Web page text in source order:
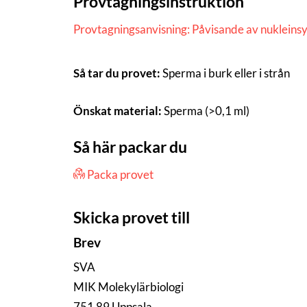
Provtagningsanvisning: Påvisande av
Så tar du provet:Sperma i burk eller i strån
Önskat material:Sperma (>0,1 ml)
Så här packar du
Packa provet
Skicka provet till
Brev
SVA
MIK Molekylärbiologi